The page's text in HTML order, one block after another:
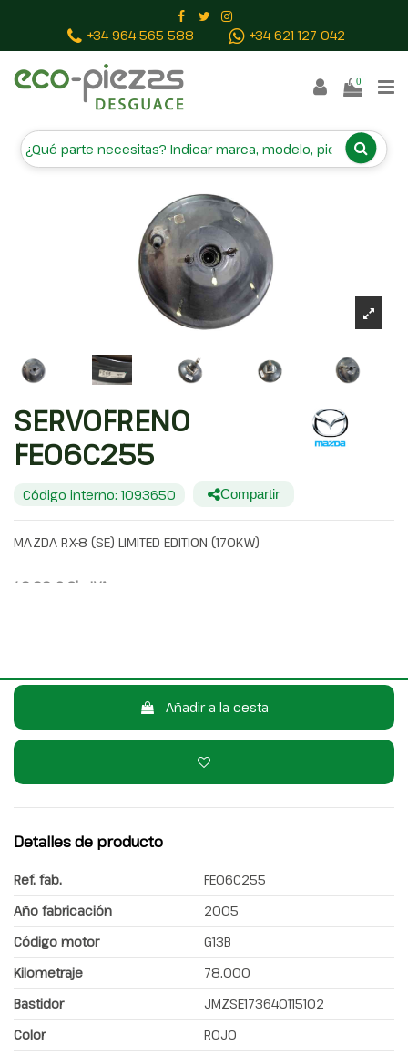
+34 964 565 588 +34 621 127 042
0
SERVOFRENO FE06C255
SERVOFRENO
FE06C255
Código interno: 1093650 Compartir
MAZDA RX-8 (SE) LIMITED EDITION (170KW)
40,00 € Sin IVA
Añadir a la cesta
Detalles de producto
Ref. fab.
FE06C255
Año fabricación
2005
Código motor
G13B
Kilometraje
78.000
Bastidor
JMZSE173640115102
Color
ROJO